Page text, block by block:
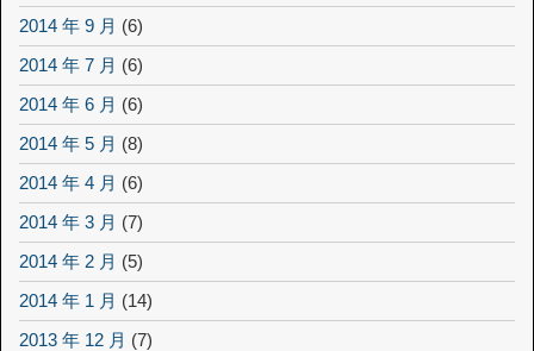
2014 年 9 月 (6)
2014 年 7 月 (6)
2014 年 6 月 (6)
2014 年 5 月 (8)
2014 年 4 月 (6)
2014 年 3 月 (7)
2014 年 2 月 (5)
2014 年 1 月 (14)
2013 年 12 月 (7)